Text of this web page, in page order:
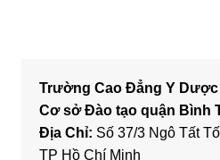
Trường Cao Đẳng Y Dược
Cơ sở Đào tạo quận Bình
Địa Chỉ: Số 37/3 Ngô Tất
TP Hồ Chí Minh